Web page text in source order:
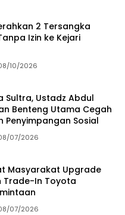
2 Tersangka
Izin ke Kejari
10/2026
Sultra, Ustadz Abdul
Benteng Utama Cegah
Penyimpangan Sosial
07/2026
Masyarakat Upgrade
Trade-In Toyota
07/2026